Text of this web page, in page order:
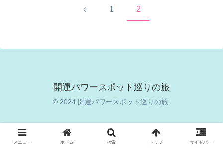
前 1 2
開運パワースポット巡りの旅
© 2024 開運パワースポット巡りの旅.
メニュー ホーム 検索 トップ サイドバー